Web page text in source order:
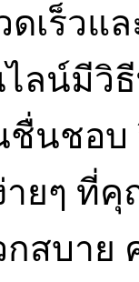
ดเร็วแ
ลน์มีวิธี
นชอบ
ายๆ ที่
กสบา